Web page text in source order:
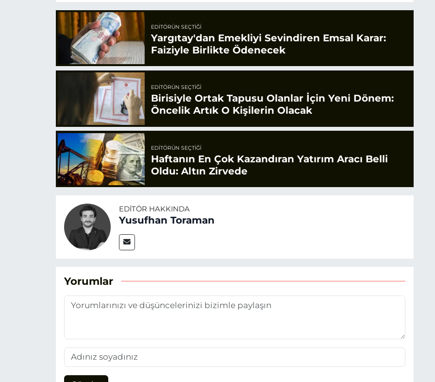
EDITÖRÜN SEÇTIĞI
Yargıtay'dan Emekliyi Sevindiren Emsal Karar:
Faiziyle Birlikte Ödenecek
EDITÖRÜN SEÇTIĞI
Birisiyle Ortak Tapusu Olanlar İçin Yeni Dönem:
Öncelik Artık O Kişilerin Olacak
EDITÖRÜN SEÇTIĞI
Haftanın En Çok Kazandıran Yatırım Aracı Belli
Oldu: Altın Zirvede
EDITÖR HAKKINDA
Yusufhan Toraman
Yorumlar